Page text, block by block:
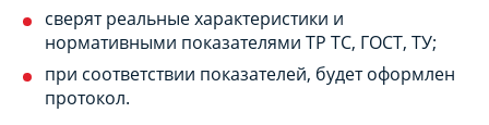
сверят реальные характеристики и
нормативными показателями ТР ТС, ГОСТ, ТУ;
при соответствии показателей, будет оформлен
протокол.